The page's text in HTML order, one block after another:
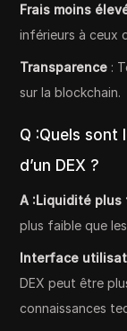
Frais moins
inférieurs à ceux
Transparence :
sur la blockchain.
Q :Quels sont
d’un DEX ?
A :Liquidité plus
plus faible que
Interface
DEX peut être
connaissances